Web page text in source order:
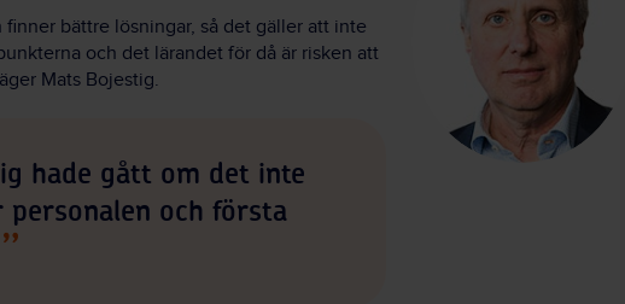
bättre lösningar, så det gäller att inte
och det lärandet för då är risken att
Mats Bojestig.
hade gått om det inte
personalen och första